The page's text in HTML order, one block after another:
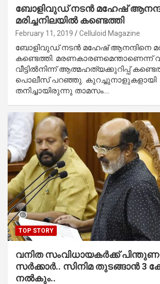
ബോളിവുഡ് നടന്‍ മഹേഷ്
മരിച്ചനിലയില്‍ കണ്ടെത്തി
February 11, 2019 Celluloid Magazine
ബോളിവുഡ് നടന്‍ മഹേഷ് ആനന്ദിനെ
കണ്ടെത്തി. മരണകാരണമെന്താണെന്ന്
വീട്ടില്‍നിന്ന് ആത്മഹത്യക്കുറിപ്പ്
പൊലീസ് പറഞ്ഞു. കുറച്ചുനാളുകളായി
തനിച്ചായിരുന്നു താമസം.…
TOP STORY
വനിത സംവിധായകര്‍ക്ക്
സര്‍ക്കാര്‍.. സിനിമ തുടങ്ങാന്‍ 3
നല്‍കും..